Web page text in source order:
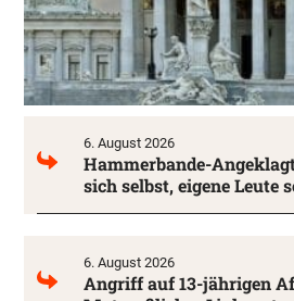
6. August 2026
Hammerbande-
sich selbst, eigene Leute
6. August 2026
Angriff auf 13-jährigen